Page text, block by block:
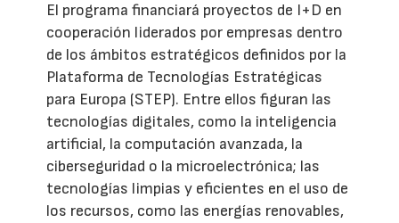
El programa financiará proyectos de I+D en
cooperación liderados por empresas dentro
de los ámbitos estratégicos definidos por la
Plataforma de Tecnologías Estratégicas
para Europa (STEP). Entre ellos figuran las
tecnologías digitales, como la inteligencia
artificial, la computación avanzada, la
ciberseguridad o la microelectrónica; las
tecnologías limpias y eficientes en el uso de
los recursos, como las energías renovables,